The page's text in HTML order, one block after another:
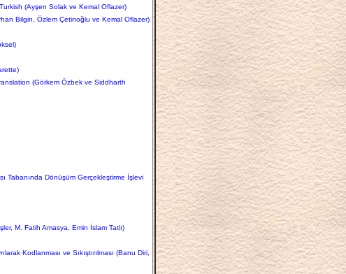
(Ayşen Solak ve Kemal Oflazer)
Bilgin, Özlem Çetinoğlu ve Kemal Oflazer)
(Görkem Özbek ve Siddharth
Tabanında Dönüşüm Gerçekleştirme İşlevi
M. Fatih Amasya, Emin İslam Tatlı)
Kodlanması ve Sıkıştırılması (Banu Diri,